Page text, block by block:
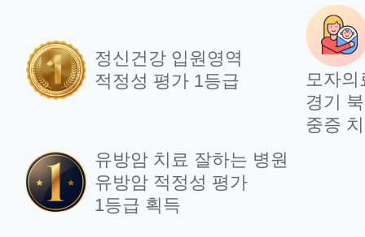
2024.09.24
제왕절개 vs 자연분만
뭐가 더 이로울까
언
정신건강 입원영역
적정성 평가 1등급
모자
경기
중증
유방암 치료 잘하는 병원
유방암 적정성 평가
1등급 획득